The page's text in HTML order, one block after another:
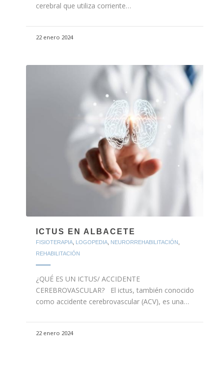
cerebral que utiliza corriente…
22 enero 2024
ICTUS EN ALBACETE
FISIOTERAPIA, LOGOPEDIA, NEURORREHABILITACIÓN
REHABILITACIÓN
¿QUÉ ES UN ICTUS/ ACCIDENTE
CEREBROVASCULAR? El ictus, también conocido
como accidente cerebrovascular (ACV), es una…
22 enero 2024